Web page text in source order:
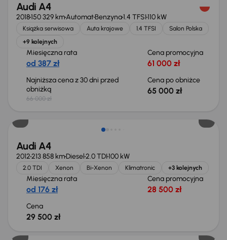
Audi A4
2018150 329 kmAutomatBenzyna1.4 TFSI110 kW
Książka serwisowa Auta krajowe 1.4 TFSI
Salon Polska
+9 kolejnych
Miesięczna rata
od 387 zł
Cena promocyjna
61 000 zł
Najniższa cena z 30 dni przed
obniżką
66 000 zł
Cena po obniżce
65 000 zł
Audi A4
2012213 858 kmDiesel2.0 TDI100 kW
2.0 TDI Xenon Bi-Xenon Klimatronic +3 kolejnych
Miesięczna rata
od 176 zł
Cena promocyjna
28 500 zł
Cena
29 500 zł